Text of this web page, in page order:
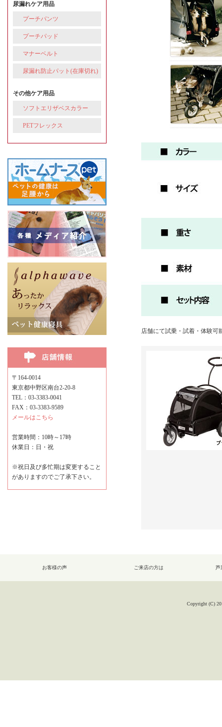
尿漏れケア用品
プーチパンツ
プーチパッド
マナーベルト
尿漏れ防止パット(在庫切れ)
その他ケア用品
ソフトエリザベスカラー
PETフレックス
〒164-0014
東京都中野区南台2-20-8
TEL：03-3383-0041
FAX：03-3383-9589
メールはこちら
営業時間：10時～17時
休業日：日・祝
※祝日及び多忙期は変更すること
がありますのでご了承下さい。
店舗にて試乗・試着・体験可
お客様の声 ご来店の方は 芦
Copyright (C)